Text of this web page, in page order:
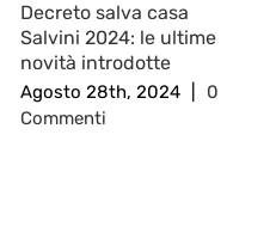
Decreto salva casa
Salvini 2024: le ultime
novità introdotte
Agosto 28th, 2024
0
Commenti